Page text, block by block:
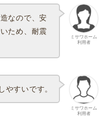
ミサワホーム
利用者
なので、安
ため、耐震
ミサワホーム
利用者
やすいです。